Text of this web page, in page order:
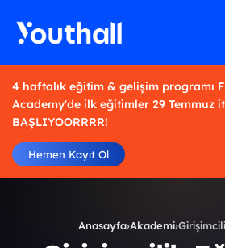
4 haftalık eğitim & gelişim programı
Academy'de ilk eğitimler 29 Temmuz
BAŞLIYOORRRR!
Hemen Kayıt Ol
Anasayfa›Akademi›